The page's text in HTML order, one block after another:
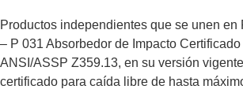
Productos independientes que se unen en
– P 031 Absorbedor de Impacto
ANSI/ASSP Z359.13, en su versión
certificado para caída libre de hasta